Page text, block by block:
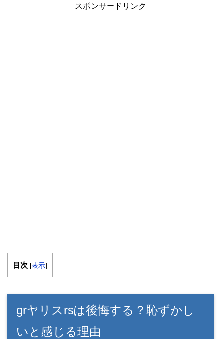
スポンサードリンク
目次 [表示]
grヤリスrsは後悔する？恥ずかし
いと感じる理由